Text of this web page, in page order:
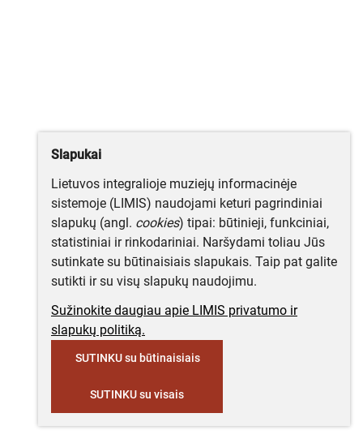
Slapukai
Lietuvos integralioje muziejų informacinėje
sistemoje (LIMIS) naudojami keturi pagrindiniai
slapukų (angl. cookies) tipai: būtinieji, funkciniai,
statistiniai ir rinkodariniai. Naršydami toliau Jūs
sutinkate su būtinaisiais slapukais. Taip pat galite
sutikti ir su visų slapukų naudojimu.
Sužinokite daugiau apie LIMIS privatumo ir
slapukų politiką.
SUTINKU su būtinaisiais
SUTINKU su visais